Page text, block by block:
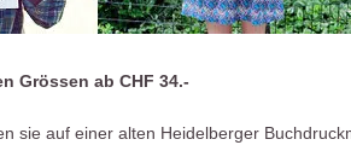
Grössen ab CHF 34.-
auf einer alten Heidelberger